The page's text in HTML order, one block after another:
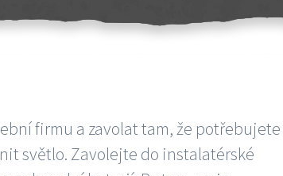
firmu a zavolat tam, že potřebujete
světlo. Zavolejte do instalatérské